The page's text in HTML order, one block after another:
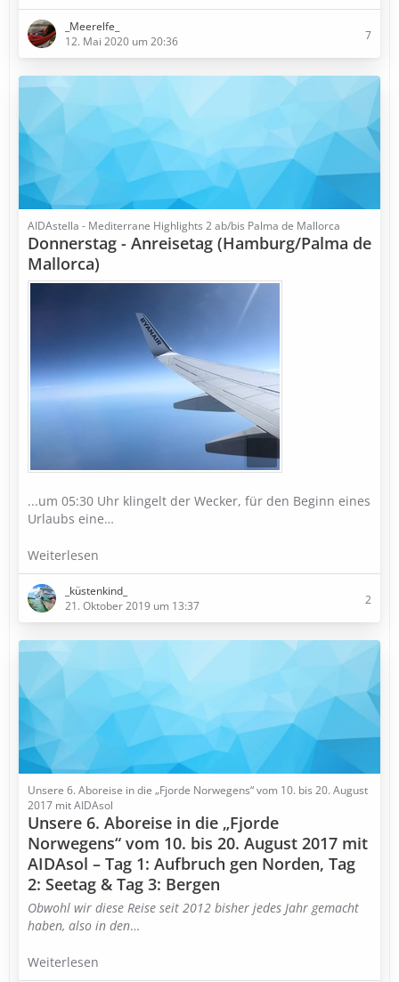
_Meerelfe_
12. Mai 2020 um 20:36
7
AIDAstella - Mediterrane Highlights 2 ab/bis Palma de Mallorca
Donnerstag - Anreisetag (Hamburg/Palma de
Mallorca)
...um 05:30 Uhr klingelt der Wecker, für den Beginn eines
Urlaubs eine…
Weiterlesen
_küstenkind_
21. Oktober 2019 um 13:37
2
Unsere 6. Aboreise in die „Fjorde Norwegens“ vom 10. bis 20. August
2017 mit AIDAsol
Unsere 6. Aboreise in die „Fjorde
Norwegens“ vom 10. bis 20. August 2017 mit
AIDAsol – Tag 1: Aufbruch gen Norden, Tag
2: Seetag & Tag 3: Bergen
Obwohl wir diese Reise seit 2012 bisher jedes Jahr gemacht
haben, also in den…
Weiterlesen